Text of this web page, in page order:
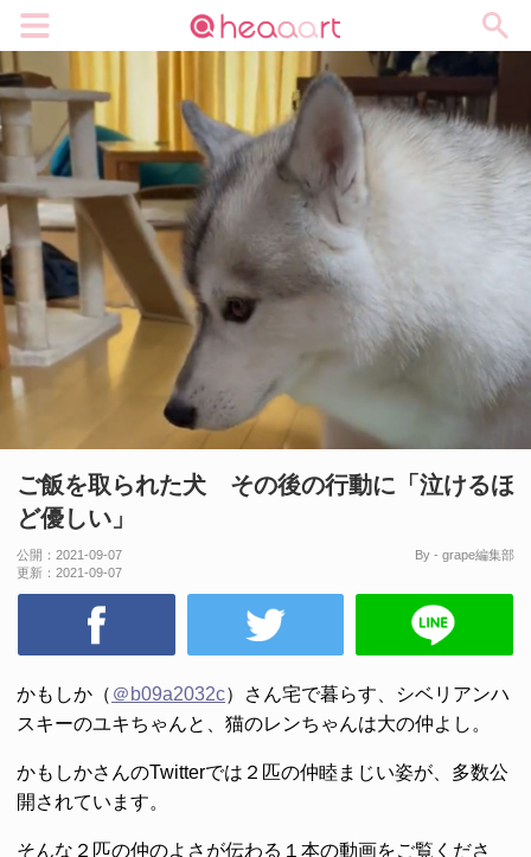
ご飯を取られた犬 その後の行動に「泣けるほ
ど優しい」
公開： 2021-09-07
更新： 2021-09-07
By - grape編集部
かもしか（ ＠b09a2032c）さん宅で暮らす、シベリアンハ
スキーのユキちゃんと、猫のレンちゃんは大の仲よし。
かもしかさんのTwitterでは２匹の仲睦まじい姿が、多数公
開されています。
そんな２匹の仲のよさが伝わる１本の動画をご覧くださ